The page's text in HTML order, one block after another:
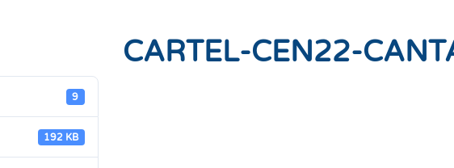
9
192 KB
CARTEL-CEN22-